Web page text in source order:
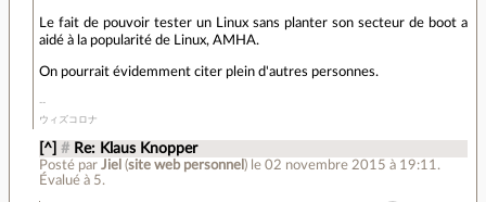
Le fait de pouvoir tester un Linux sans planter son secteur de boot a
aidé à la popularité de Linux, AMHA.
On pourrait évidemment citer plein d'autres personnes.
ウィズコロナ
[^] # Re: Klaus Knopper
Posté parJiel (site web personnel ) le 02 novembre 2015 à 19:11 .
Évalué à 5.